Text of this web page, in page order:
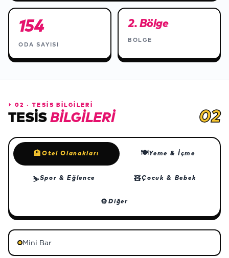
154
ODA SAYISI
2. Bölge
BÖLGE
⏵ 02 · TESİS BİLGİLERİ
TESISBILGILERI 02
🏨 Otel Olanakları 🍽Yeme & İçme
⛷Spor & Eğlence 🧸Çocuk & Bebek
⚙Diğer
Mini Bar